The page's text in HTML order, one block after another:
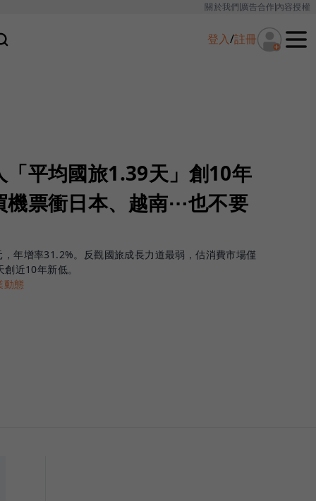
關於我們廣告合作內容授權
登入/註冊
「平均國旅1.39天」創10年
機票衝日本、越南⋯也不要
年增率31.2%。反觀國旅成長力道最弱，估消費市場僅
近10年新低。
動態